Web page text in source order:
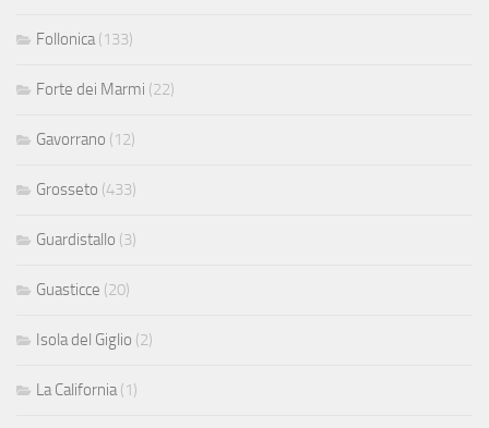
Follonica (133)
Forte dei Marmi (22)
Gavorrano (12)
Grosseto (433)
Guardistallo (3)
Guasticce (20)
Isola del Giglio (2)
La California (1)